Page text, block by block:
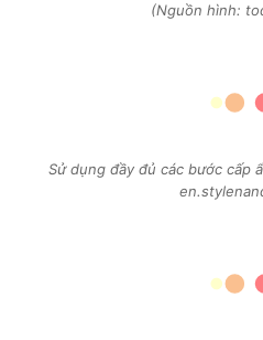
(Nguồn hình:
Sử dụng đầy đủ các bước cấp